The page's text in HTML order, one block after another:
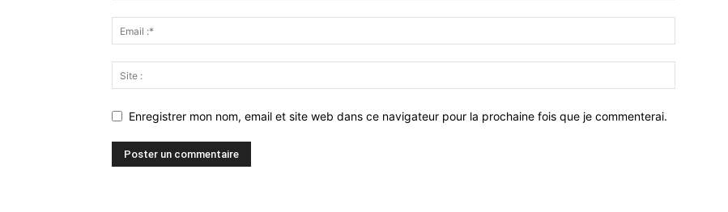
Enregistrer mon nom, email et site web dans ce navigateur pour la prochaine fois que je commenterai.